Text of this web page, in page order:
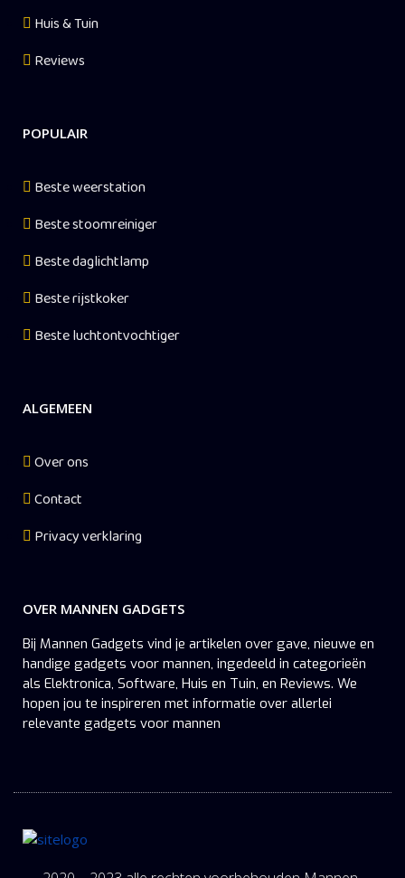
Huis & Tuin
Reviews
POPULAIR
Beste weerstation
Beste stoomreiniger
Beste daglichtlamp
Beste rijstkoker
Beste luchtontvochtiger
ALGEMEEN
Over ons
Contact
Privacy verklaring
OVER MANNEN GADGETS
Bij Mannen Gadgets vind je artikelen over gave, nieuwe en
handige gadgets voor mannen, ingedeeld in categorieën
als Elektronica, Software, Huis en Tuin, en Reviews. We
hopen jou te inspireren met informatie over allerlei
relevante gadgets voor mannen